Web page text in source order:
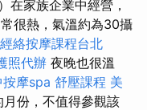
在家族企業中經營，
很熱，氣溫約為30攝
經絡按摩課程台北
照代辦 夜晚也很溫
按摩spa 舒壓課程 美
份，不值得參觀該